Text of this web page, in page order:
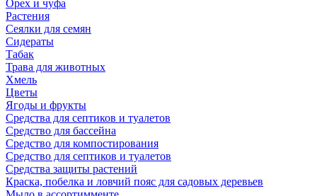
Орех и чуфа
Растения
Сеялки для семян
Сидераты
Табак
Трава для животных
Хмель
Цветы
Ягоды и фрукты
Средства для септиков и туалетов
Средство для бассейна
Средство для компостирования
Средство для септиков и туалетов
Средства защиты растений
Краска, побелка и ловчий пояс для садовых деревьев